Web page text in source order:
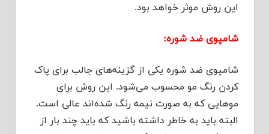
این روش موثر خواهد بود.
شامپوی ضد شوره:
شامپوی ضد شوره یکی از گزینه‌های جالب برای پاک
کردن رنگ مو محسوب می‌شود. این روش برای
موهایی که به صورت نیمه رنگ شده‌اند عالی است.
البته باید به خاطر داشته باشید که باید چند بار از